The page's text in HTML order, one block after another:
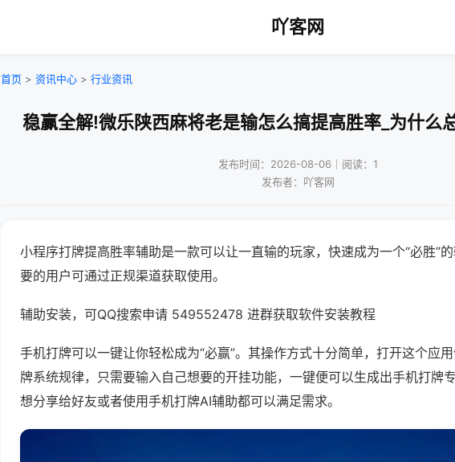
吖客网
首页 > 资讯中心 > 行业资讯
稳赢全解!微乐陕西麻将老是输怎么搞提高胜率_为什么
发布时间：2026-08-06｜阅读：1
发布者：吖客网
小程序打牌提高胜率辅助是一款可以让一直输的玩家，快速成为一个“必胜”
要的用户可通过正规渠道获取使用。
辅助安装，可QQ搜索申请 549552478 进群获取软件安装教程
手机打牌可以一键让你轻松成为“必赢”。其操作方式十分简单，打开这个应
牌系统规律，只需要输入自己想要的开挂功能，一键便可以生成出手机打牌
想分享给好友或者使用手机打牌AI辅助都可以满足需求。